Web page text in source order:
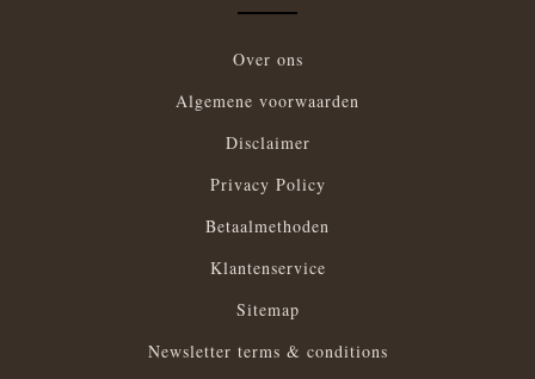
Over ons
Algemene voorwaarden
Disclaimer
Privacy Policy
Betaalmethoden
Klantenservice
Sitemap
Newsletter terms & conditions